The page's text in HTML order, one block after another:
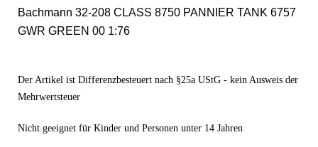
Bachmann 32-208 CLASS 8750 PANNIER TANK 6757
GWR GREEN 00 1:76
Der Artikel ist Differenzbesteuert nach §25a UStG - kein Ausweis der
Mehrwertsteuer
Nicht geeignet für Kinder und Personen unter 14 Jahren